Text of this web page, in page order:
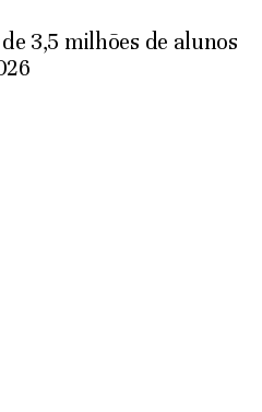
3,5 milhões de alunos